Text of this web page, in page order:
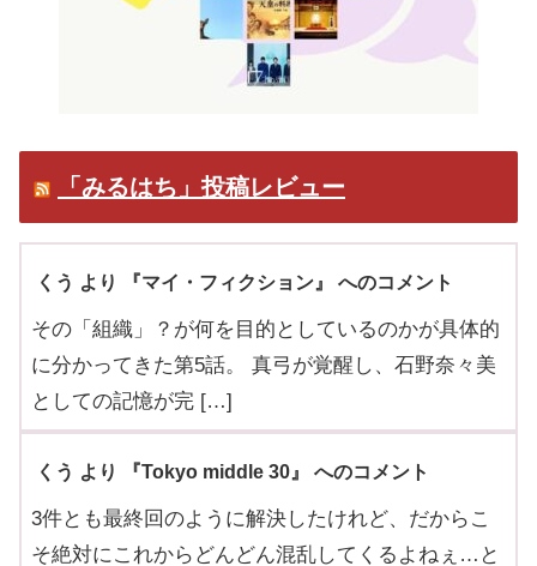
「みるはち」投稿レビュー
くう より 『マイ・フィクション』 へのコメント
その「組織」？が何を目的としているのかが具体的
に分かってきた第5話。 真弓が覚醒し、石野奈々美
としての記憶が完 […]
くう より 『Tokyo middle 30』 へのコメント
3件とも最終回のように解決したけれど、だからこ
そ絶対にこれからどんどん混乱してくるよねぇ…と